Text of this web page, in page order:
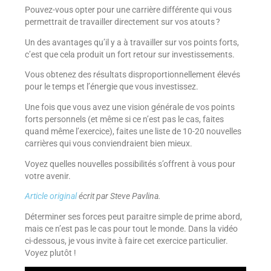
Pouvez-vous opter pour une carrière différente qui vous
permettrait de travailler directement sur vos atouts ?
Un des avantages qu’il y a à travailler sur vos points forts,
c’est que cela produit un fort retour sur investissements.
Vous obtenez des résultats disproportionnellement élevés
pour le temps et l’énergie que vous investissez.
Une fois que vous avez une vision générale de vos points
forts personnels (et même si ce n’est pas le cas, faites
quand même l’exercice), faites une liste de 10-20 nouvelles
carrières qui vous conviendraient bien mieux.
Voyez quelles nouvelles possibilités s’offrent à vous pour
votre avenir.
Article originalécrit par Steve Pavlina.
Déterminer ses forces peut paraitre simple de prime abord,
mais ce n’est pas le cas pour tout le monde. Dans la vidéo
ci-dessous, je vous invite à faire cet exercice particulier.
Voyez plutôt !